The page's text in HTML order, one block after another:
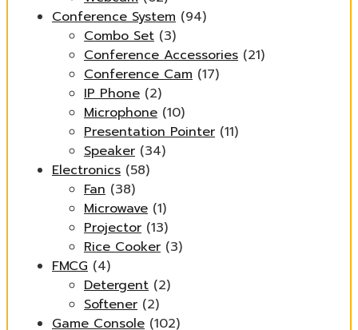
Conference System (94)
Combo Set (3)
Conference Accessories (21)
Conference Cam (17)
IP Phone (2)
Microphone (10)
Presentation Pointer (11)
Speaker (34)
Electronics (58)
Fan (38)
Microwave (1)
Projector (13)
Rice Cooker (3)
FMCG (4)
Detergent (2)
Softener (2)
Game Console (102)